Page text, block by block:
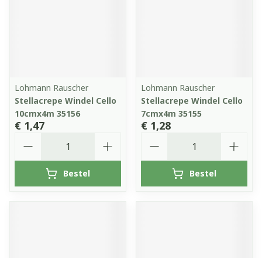
Lohmann Rauscher
Stellacrepe Windel Cello
10cmx4m 35156
€ 1,47
Bestel
Lohmann Rauscher
Stellacrepe Windel Cello
7cmx4m 35155
€ 1,28
Bestel